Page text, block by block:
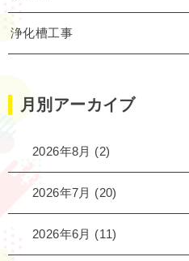
浄化槽工事
月別アーカイブ
2026年8月 (2)
2026年7月 (20)
2026年6月 (11)